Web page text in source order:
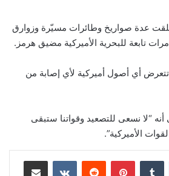
عدة صواريخ وطائرات مسيّرة وزوارق
تابعة ‌للبحرية الأميركية مضيق هرمز.
أي أصول أميركية لأي إصابة من
أنه “لا نسعى للتصعيد وقواتنا ستبقى
الأميركية”.
لينكدإن بينتيريست